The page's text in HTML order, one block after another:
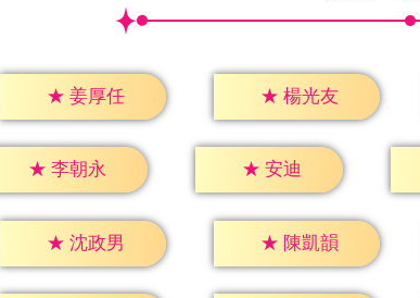
★ 姜厚任 ★ 楊光友
★ 李朝永 ★ 安迪
★ 沈政男 ★ 陳凱韻